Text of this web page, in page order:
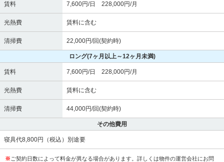
賃料 7,600円/日 228,000円/月
光熱費 賃料に含む
清掃費 22,000円/回(契約時)
ロング(7ヶ月以上～12ヶ月未満)
賃料 7,600円/日 228,000円/月
光熱費 賃料に含む
清掃費 44,000円/回(契約時)
その他費用
寝具代8,800円（税込）別途要
※ ご契約日数によって料金が異なる場合があります。詳しくは物件の運営会社にお問